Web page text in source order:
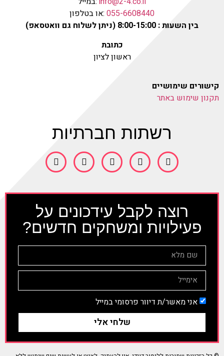
רוצה לקבל עידכונים על
פעילויות ומשחקים חדשים?
אני מאשר/ת דיוור פרסומי במייל
שלחי אלי
רשתות חברתיות
055-6608440 :או בטלפון
בין השעות : 8:00-15:00 (ניתן לשלוח גם וואטסאפ)
כתובת
ראשון לציון
קישורים שימושיים
תקנון שימוש באתר